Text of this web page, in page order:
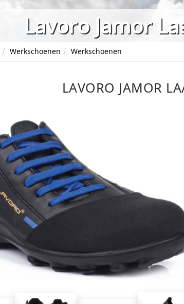
Lavoro Jamor
Werkschoenen Werkschoenen
LAVORO JAMOR